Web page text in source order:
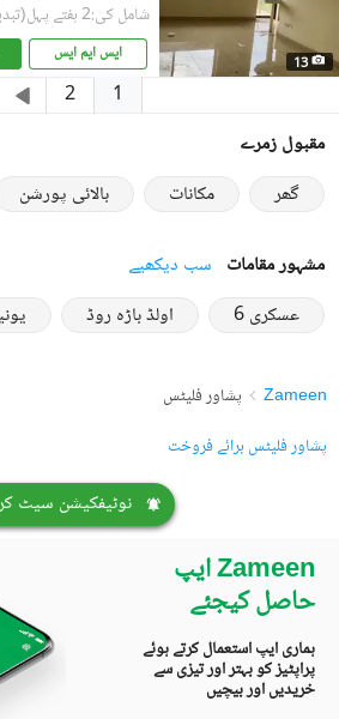
13
شامل کی:2 ہفتے پہل
ایس ایم ایس
1
2
مقبول زمرے
گھر
مکانات بالائی پورشن
مشہور مقامات سب دیکھیے
عسکری 6
اولڈ باڑہ روڈ
Zameen
پشاور فلیٹس
پشاور فلیٹس برائے فروخت
نوٹیفکیشن سیٹ
Zameen ایپ
حاصل کیجئے
ہماری ایپ استعمال کرتے ہوئے
پراپٹیز کو بہتر اور تیزی سے
خریدیں اور بیچیں